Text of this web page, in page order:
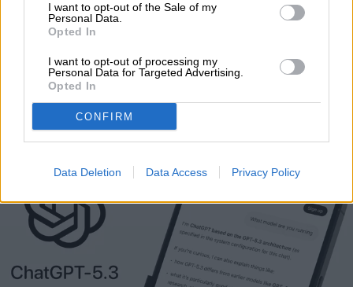
I want to opt-out of the Sale of my
Personal Data.
Opted In
I want to opt-out of processing my
Personal Data for Targeted Advertising.
Opted In
CONFIRM
Data Deletion Data Access Privacy Policy
La “Jaula de Pájaro” que
promete ordenar el caos
de ChatGPT